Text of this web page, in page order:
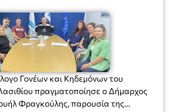
Γονέων και Κηδεμόνων του
πραγματοποίησε ο Δήμαρχος
Φραγκούλης, παρουσία της